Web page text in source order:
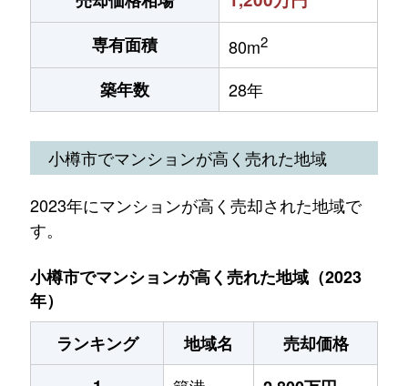
専有面積 80m2
築年数 28年
小樽市でマンションが高く売れた地域
2023年にマンションが高く売却された地域で
す。
小樽市でマンションが高く売れた地域（2023
年）
ランキング
地域名
売却価格